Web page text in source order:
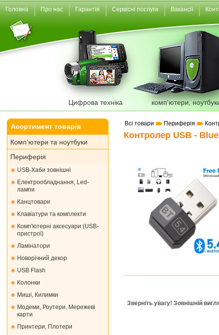
Головна Про нас Гарантія Сервісні послуги Вакансії
Цифрова техніка комп'ютери,
Асортимент товарів
Комп'ютери та ноутбуки
Периферія
USB-Хаби зовнішні
Електрообладнання, Led-
лампи
Канцтовари
Клавіатури та комплекти
Комп'ютерні аксесуари (USB-
пристрої)
Ламінатори
Новорічний декор
USB Flash
Колонки
Миші, Килимки
Модеми, Роутери, Мережеві
карти
Принтери, Плотери
Всі товари Периферія
Контролер USB -
Зверніть увагу! Зовнішній